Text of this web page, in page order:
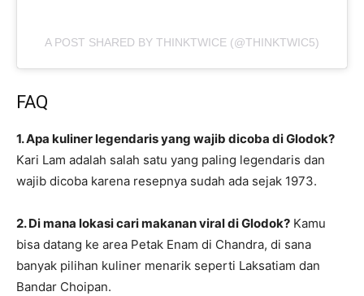
A POST SHARED BY THINKTWICE (@THINKTWIC5)
FAQ
1. Apa kuliner legendaris yang wajib dicoba di Glodok?
Kari Lam adalah salah satu yang paling legendaris dan
wajib dicoba karena resepnya sudah ada sejak 1973.
2. Di mana lokasi cari makanan viral di Glodok? Kamu
bisa datang ke area Petak Enam di Chandra, di sana
banyak pilihan kuliner menarik seperti Laksatiam dan
Bandar Choipan.